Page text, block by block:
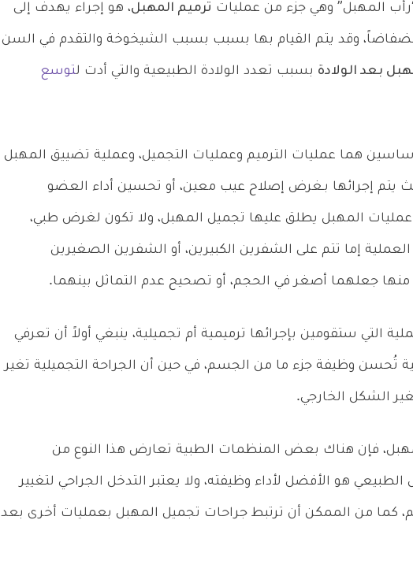
المهبل” وهي جزء من عمليات ترميم المهبل، هو إجراء يهدف إلى
وقد يتم القيام بها بسبب بسبب الشيخوخة والتقدم في السن
بعد الولادة بسبب تعدد الولادة الطبيعية والتي أدت لتوسع
هما عمليات الترميم وعمليات التجميل، وعملية تضييق المهبل
يتم إجرائها بـغرض إصلاح عيب معين، أو تحسين أداء العضو
المهبل يطلق عليها تجميل المهبل، ولا تكون لغرض طبي،
إما تتم على الشفرين الكبيرين، أو الشفرين الصغيرين
منها جعلهما أصغر في الحجم، أو تصحيح عدم التماثل بينهما.
التي ستقومين بإجرائها ترميمية أم تجميلية، ينبغي أولاً أن تعرفي
تُحسن وظيفة جزء ما من الجسم، في حين أن الجراحة التجميلية تغير
الشكل الخارجي.
فإن هناك بعض المنظمات الطبية تعارض هذا النوع من
هو الأفضل لأداء وظيفته، ولا يعتبر التدخل الجراحي لتغيير
كما من الممكن أن ترتبط جراحات تجميل المهبل بعمليات أخرى بعد